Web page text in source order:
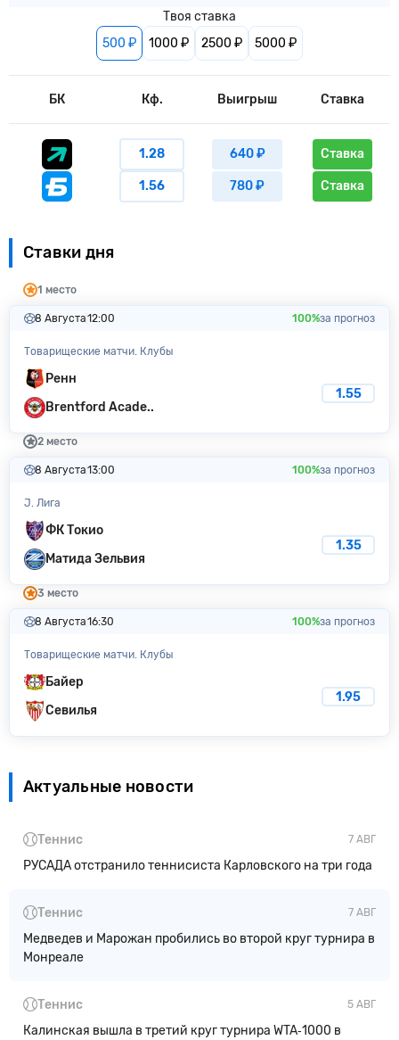
Твоя ставка
500 ₽
1000 ₽ 2500 ₽ 5000 ₽
БК Кф. Выигрыш Ставка
1.28 640 ₽ Ставка
1.56 780 ₽ Ставка
Ставки дня
1 место
8 Августа12:00 100%за прогноз
Товарищеские матчи. Клубы
Ренн
Brentford Acade..
1.55
2 место
8 Августа13:00 100%за прогноз
J. Лига
ФК Токио
Матида Зельвия
1.35
3 место
8 Августа16:30 100%за прогноз
Товарищеские матчи. Клубы
Байер
Севилья
1.95
Актуальные новости
7 АВГ
Теннис
РУСАДА отстранило теннисиста Карловского на три года
7 АВГ
Теннис
Медведев и Марожан пробились во второй круг турнира в
Монреале
5 АВГ
Теннис
Калинская вышла в третий круг турнира WTA‑1000 в